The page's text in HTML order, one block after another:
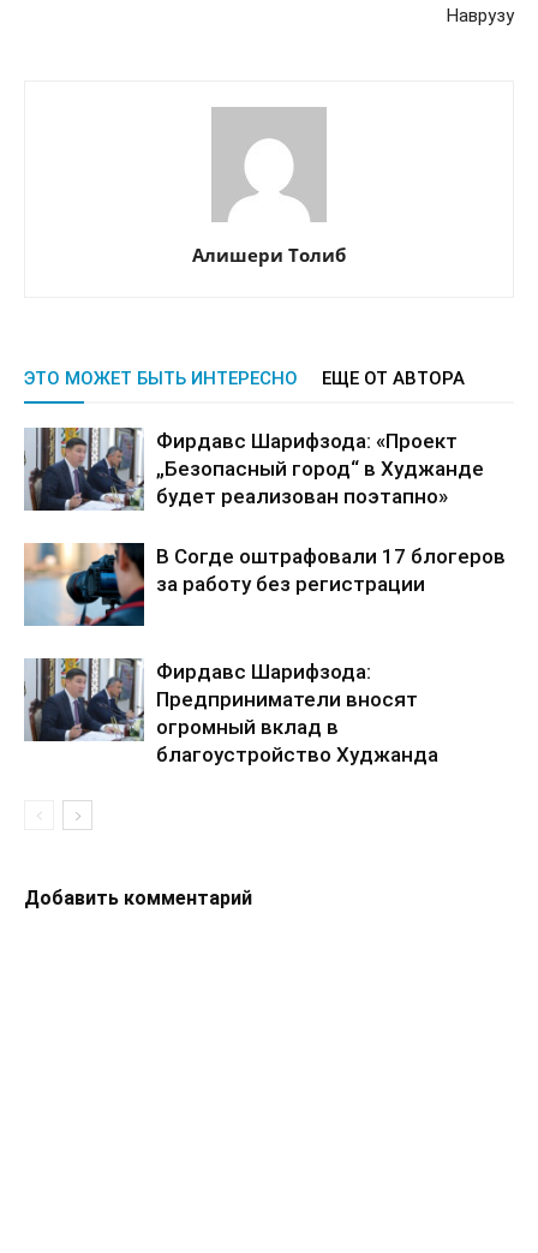
Наврузу
Алишери Толиб
ЭТО МОЖЕТ БЫТЬ ИНТЕРЕСНО ЕЩЕ ОТ АВТОРА
Фирдавс Шарифзода: «Проект
„Безопасный город“ в Худжанде
будет реализован поэтапно»
В Согде оштрафовали 17 блогеров
за работу без регистрации
Фирдавс Шарифзода:
Предприниматели вносят
огромный вклад в
благоустройство Худжанда
Добавить комментарий